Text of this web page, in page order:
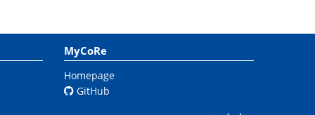
MyCoRe
Homepage
GitHub